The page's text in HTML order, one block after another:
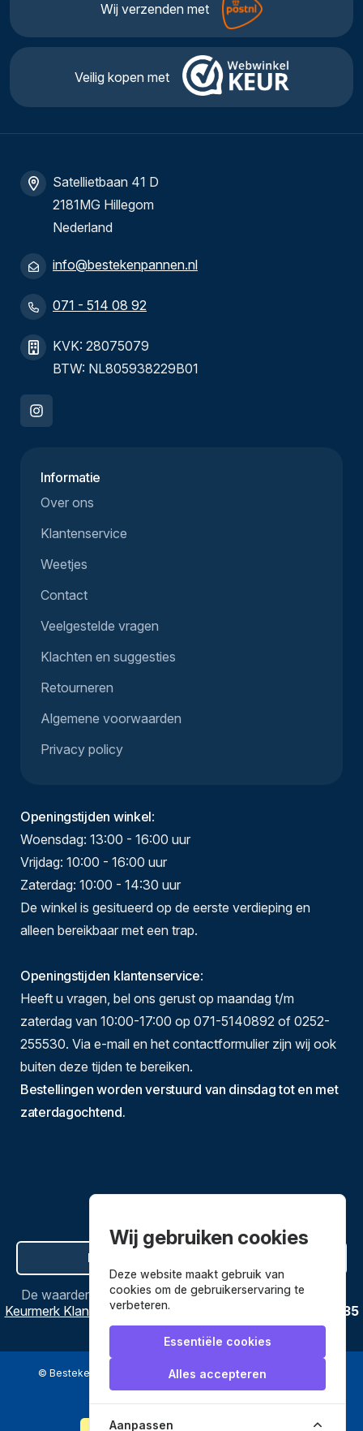
Wij verzenden met
Veilig kopen met
Satellietbaan 41 D
2181MG Hillegom
Nederland
info@bestekenpannen.nl
071 - 514 08 92
KVK: 28075079
BTW: NL805938229B01
Informatie
Over ons
Klantenservice
Weetjes
Contact
Veelgestelde vragen
Klachten en suggesties
Retourneren
Algemene voorwaarden
Privacy policy
Openingstijden winkel:
Woensdag: 13:00 - 16:00 uur
Vrijdag: 10:00 - 16:00 uur
Zaterdag: 10:00 - 14:30 uur
De winkel is gesitueerd op de eerste verdieping en
alleen bereikbaar met een trap.
Openingstijden klantenservice:
Heeft u vragen, bel ons gerust op maandag t/m
zaterdag van 10:00-17:00 op 071-5140892 of 0252-
255530. Via e-mail en het contactformulier zijn wij ook
buiten deze tijden te bereiken.
Bestellingen worden verstuurd van dinsdag tot en met
zaterdagochtend.
Hier de overeenkomst ontbinden
De waardering vanBestekenpannen.nlbijWebwinkel
Keurmerk Klantbeoordelingen
3635
reviews.
© Bestekenpannen.nl 2026 een webshop van
Wij gebruiken cookies
Deze website maakt gebruik van
cookies om de gebruikerservaring te
verbeteren.
Essentiële cookies
Alles accepteren
Aanpassen